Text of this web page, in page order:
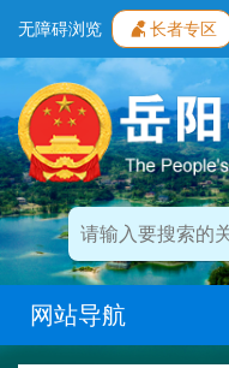
无障碍浏览 长者专区
网站导航